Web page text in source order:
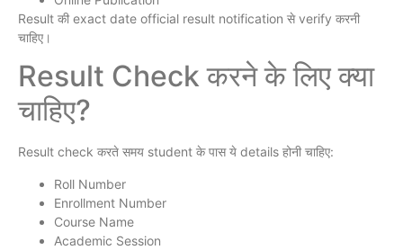
Result की exact date official result notification से verify करनी
चाहिए।
Result Check करने के लिए क्या
चाहिए?
Result check करते समय student के पास ये details होनी चाहिए:
Roll Number
Enrollment Number
Course Name
Academic Session